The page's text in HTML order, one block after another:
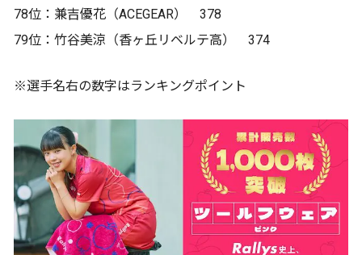
78位：兼吉優花（ACEGEAR） 378
79位：竹谷美涼（香ヶ丘リベルテ高） 374
※選手名右の数字はランキングポイント